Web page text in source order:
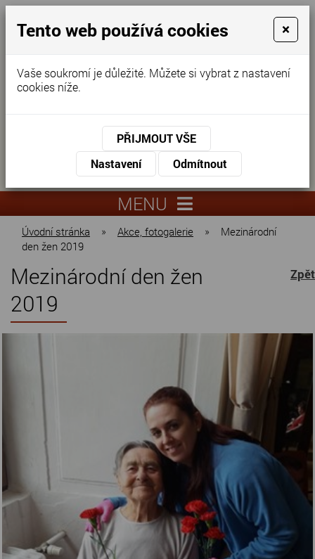
prohlídka
KONTAKTUJTE NÁS
KONTAKTUJTE NÁS
551
lysa.cz
MENU
Úvodní stránka » Akce, fotogalerie »
Mezinárodní
den žen 2019
Mezinárodní den žen
2019
Zpět
Tento web používá cookies ×
Vaše soukromí je důležité. Můžete si vybrat z nastavení
cookies níže.
PŘIJMOUT VŠE
Nastavení
Odmítnout